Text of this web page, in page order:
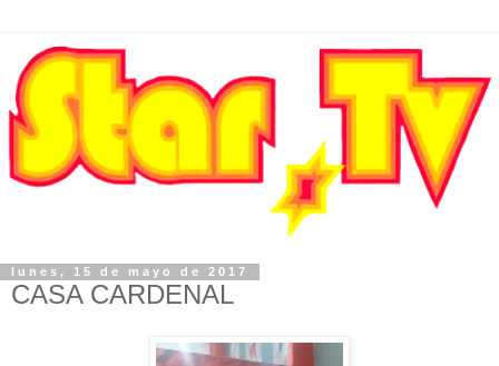
lunes, 15 de mayo de 2017
CASA CARDENAL